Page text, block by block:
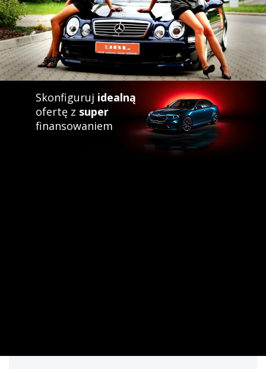
Skonfiguruj idealną
ofertę z super
finansowaniem